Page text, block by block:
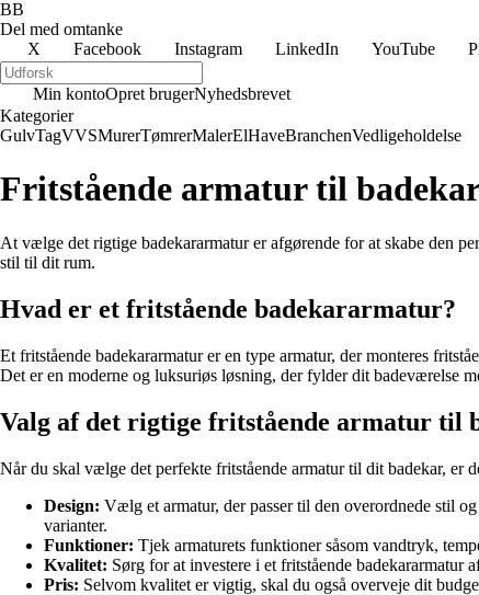
BB
Del med omtanke
X
Facebook Instagram LinkedIn YouTube
Min kontoOpret brugerNyhedsbrevet
Kategorier
GulvTagVVSMurerTømrerMalerElHaveBranchenVedligeholdelse
Fritstående armatur til
At vælge det rigtige badekararmatur er afgørende for at skabe den
stil til dit rum.
Hvad er et fritstående badekararmatur?
Et fritstående badekararmatur er en type armatur, der monteres
Det er en moderne og luksuriøs løsning, der fylder dit badeværelse
Valg af det rigtige fritstående armatur til
Når du skal vælge det perfekte fritstående armatur til dit badekar, er
Design: Vælg et armatur, der passer til den overordnede stil
varianter.
Funktioner: Tjek armaturets funktioner såsom vandtryk,
Kvalitet: Sørg for at investere i et fritstående
Pris: Selvom kvalitet er vigtig, skal du også overveje dit